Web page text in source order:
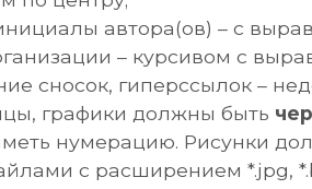
автора(ов) – с
– курсивом с
сносок, гиперссылок –
графики должны быть
нумерацию. Рисунки
с расширением *.jpg,